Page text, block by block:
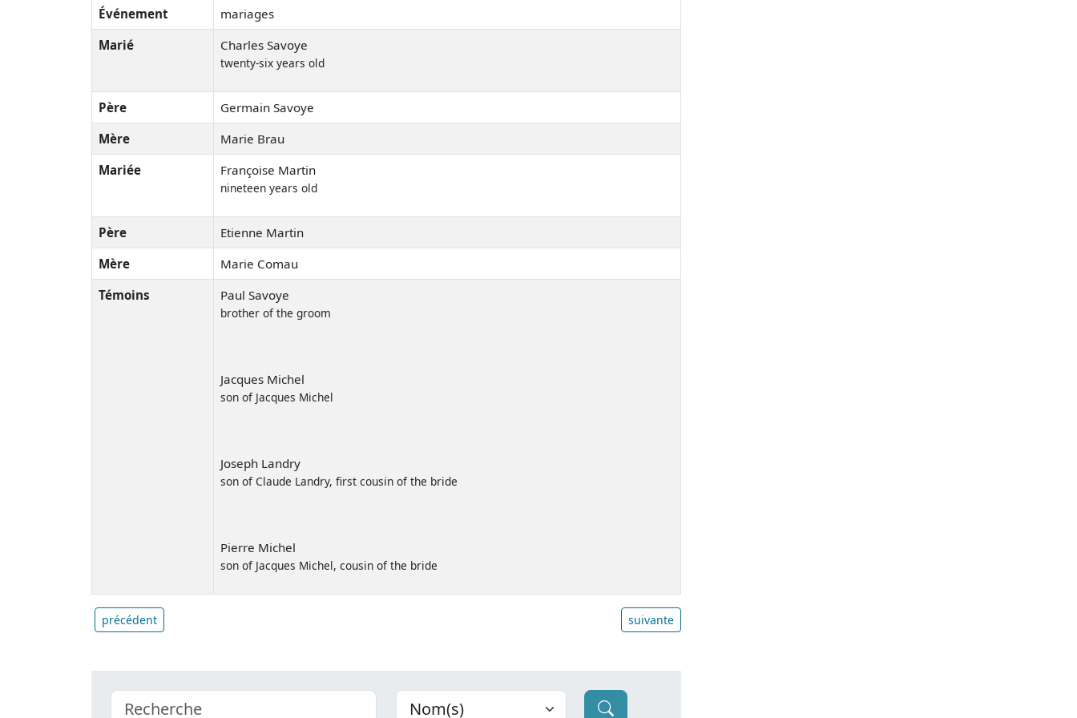
Événement
mariages
Marié
Charles Savoye
twenty-six years old
Père
Germain Savoye
Mère
Marie Brau
Mariée
Françoise Martin
nineteen years old
Père
Etienne Martin
Mère
Marie Comau
Témoins
Paul Savoye
brother of the groom
Jacques Michel
son of Jacques Michel
Joseph Landry
son of Claude Landry, first cousin of the bride
Pierre Michel
son of Jacques Michel, cousin of the bride
précédent suivante